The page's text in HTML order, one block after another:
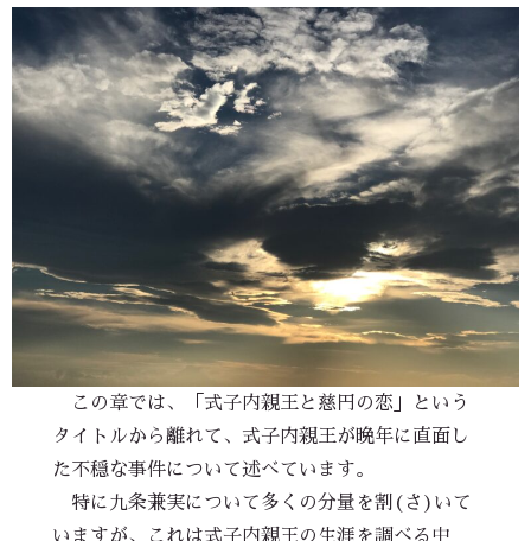
この章では、「式子内親王と慈円の恋」という
タイトルから離れて、式子内親王が晩年に直面し
た不穏な事件について述べています。
特に九条兼実について多くの分量を割(さ)いて
いますが、これは式子内親王の生涯を調べる中